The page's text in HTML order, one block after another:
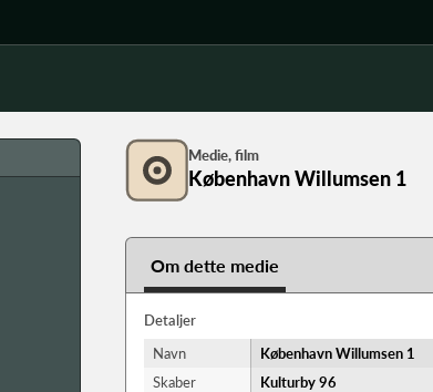
Medie, film
København Willumsen 1
Om dette medie
Detaljer
Navn
København Willumsen 1
Skaber
Kulturby 96